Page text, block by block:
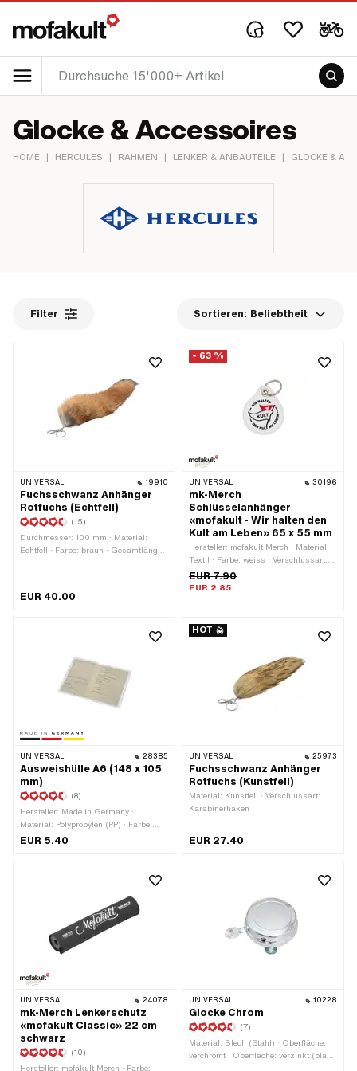
Glocke & Accessoires
HOME | HERCULES | RAHMEN | LENKER & ANBAUTEILE | GLOCKE &
Filter Sortieren: Beliebtheit
UNIVERSAL 19910
Fuchsschwanz Anhänger
Rotfuchs (Echtfell)
(15)
Durchmesser: 100 mm · Material:
Echtfell · Farbe: braun · Gesamtlänge:
EUR 40.00
- 63 %
UNIVERSAL 30196
mk-Merch
Schlüsselanhänger
«mofakult - Wir halten den
Kult am Leben» 65 x 55 mm
Hersteller: mofakult Merch · Material:
Textil · Farbe: weiss · Verschlussart:
Schlüsselring · Gesamtlänge: 65 mm
· Breite: 55 mm
EUR 7.90
EUR 2.85
UNIVERSAL 28385
Ausweishülle A6 (148 x 105
mm)
(8)
Hersteller: Made in Germany ·
Material: Polypropylen (PP) · Farbe:
transparent · Breite: 148 mm · DIN
EUR 5.40
HOT
UNIVERSAL 25973
Fuchsschwanz Anhänger
Rotfuchs (Kunstfell)
Material: Kunstfell · Verschlussart:
Karabinerhaken
EUR 27.40
UNIVERSAL 24078
mk-Merch Lenkerschutz
«mofakult Classic» 22 cm
schwarz
(10)
Hersteller: mofakult Merch · Farbe:
UNIVERSAL 10228
Glocke Chrom
(7)
Material: Blech (Stahl) · Oberfläche:
verchromt · Oberfläche: verzinkt (blau)